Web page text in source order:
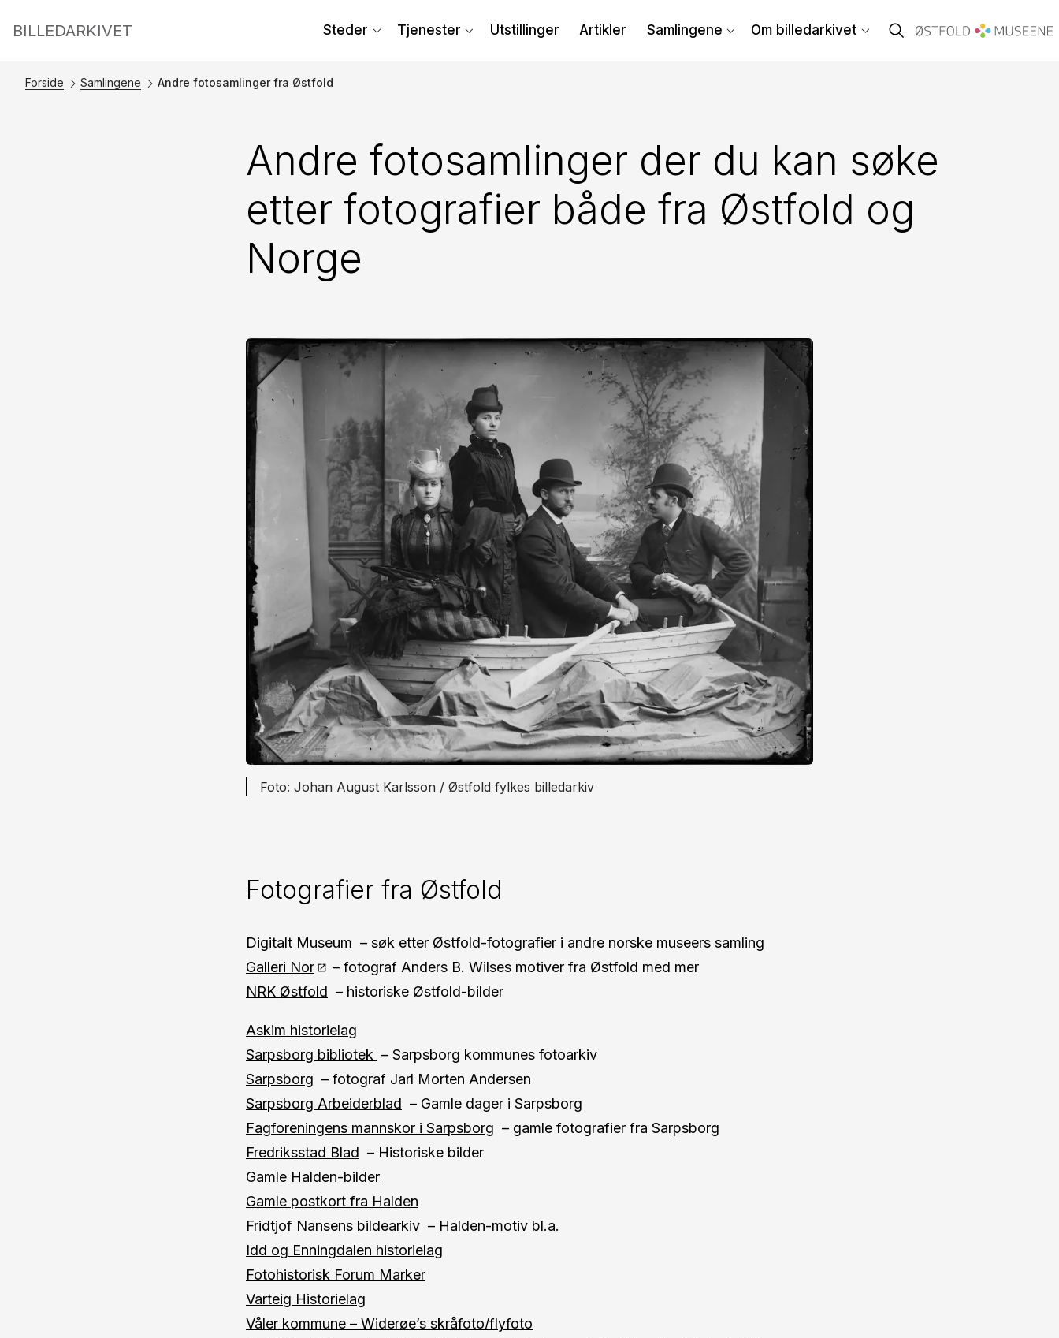
BILLEDARKIVET Steder Tjenester Utstillinger Artikler Samlingene Om billedarkivet
Forside Samlingene Andre fotosamlinger fra Østfold
Andre fotosamlinger der du kan søke
etter fotografier både fra Østfold og
Norge
Johan August Karlsson / Østfold fylkes billedarkiv
Fotografier fra Østfold
Digitalt Museum – søk etter Østfold-fotografier i andre norske museers samling
Galleri Nor
– fotograf Anders B. Wilses motiver fra Østfold med mer
NRK Østfold – historiske Østfold-bilder
Askim historielag
Sarpsborg bibliotek – Sarpsborg kommunes fotoarkiv
Sarpsborg – fotograf Jarl Morten Andersen
Sarpsborg Arbeiderblad – Gamle dager i Sarpsborg
Fagforeningens mannskor i Sarpsborg – gamle fotografier fra Sarpsborg
Fredriksstad Blad – Historiske bilder
Gamle Halden-bilder
Gamle postkort fra Halden
Fridtjof Nansens bildearkiv – Halden-motiv bl.a.
Idd og Enningdalen historielag
Fotohistorisk Forum Marker
Varteig Historielag
Våler kommune – Widerøe’s skråfoto/flyfoto